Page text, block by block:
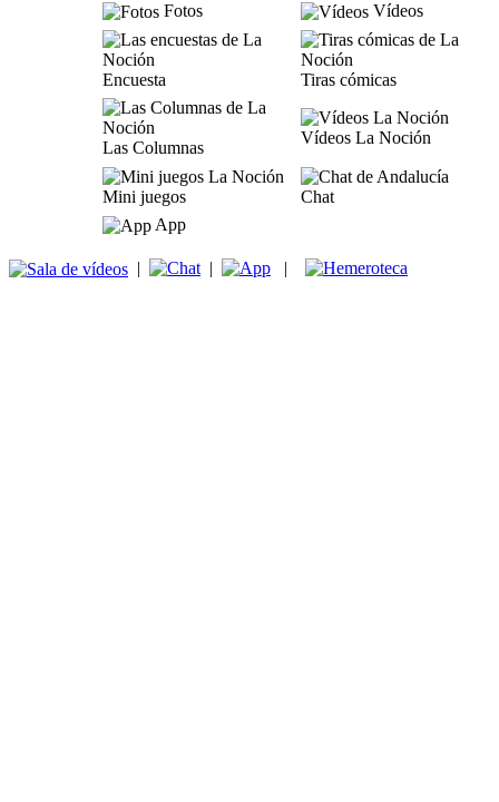
Fotos
Vídeos
Encuesta Tiras cómicas
Las Columnas
Vídeos La Noción
Mini juegos
Chat
App
| | |